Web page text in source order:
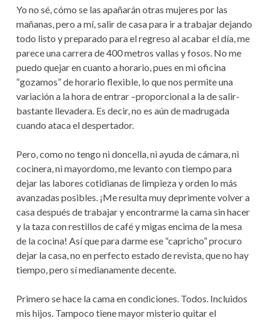
NAVEGACIÓN
Yo no sé, cómo se las apañarán otras mujeres por las
mañanas, pero a mí, salir de casa para ir a trabajar dejando
todo listo y preparado para el regreso al acabar el día, me
parece una carrera de 400 metros vallas y fosos. No me
puedo quejar en cuanto a horario, pues en mi oficina
“gozamos” de horario flexible, lo que nos permite una
variación a la hora de entrar –proporcional a la de salir-
bastante llevadera. Es decir, no es aún de madrugada
cuando ataca el despertador.
Pero, como no tengo ni doncella, ni ayuda de cámara, ni
cocinera, ni mayordomo, me levanto con tiempo para
dejar las labores cotidianas de limpieza y orden lo más
avanzadas posibles. ¡Me resulta muy deprimente volver a
casa después de trabajar y encontrarme la cama sin hacer
y la taza con restillos de café y migas encima de la mesa
de la cocina! Así que para darme ese “capricho” procuro
dejar la casa, no en perfecto estado de revista, que no hay
tiempo, pero sí medianamente decente.
Primero se hace la cama en condiciones. Todos. Incluidos
mis hijos. Tampoco tiene mayor misterio quitar el